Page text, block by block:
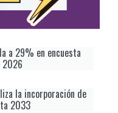
a 29% en encuesta
2026
la incorporación de
2033